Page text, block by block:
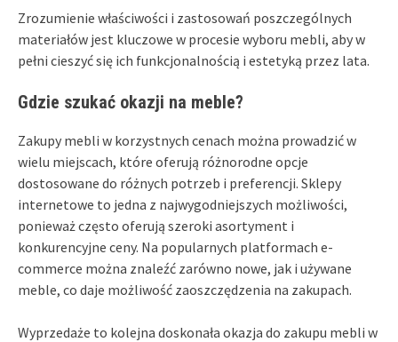
Zrozumienie właściwości i zastosowań poszczególnych
materiałów jest kluczowe w procesie wyboru mebli, aby w
pełni cieszyć się ich funkcjonalnością i estetyką przez lata.
Gdzie szukać okazji na meble?
Zakupy mebli w korzystnych cenach można prowadzić w
wielu miejscach, które oferują różnorodne opcje
dostosowane do różnych potrzeb i preferencji. Sklepy
internetowe to jedna z najwygodniejszych możliwości,
ponieważ często oferują szeroki asortyment i
konkurencyjne ceny. Na popularnych platformach e-
commerce można znaleźć zarówno nowe, jak i używane
meble, co daje możliwość zaoszczędzenia na zakupach.
Wyprzedaże to kolejna doskonała okazja do zakupu mebli w